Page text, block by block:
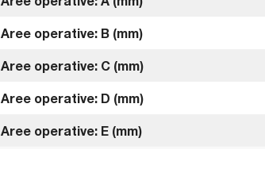
Aree operative: B (mm)
Aree operative: C (mm)
Aree operative: D (mm)
Aree operative: E (mm)